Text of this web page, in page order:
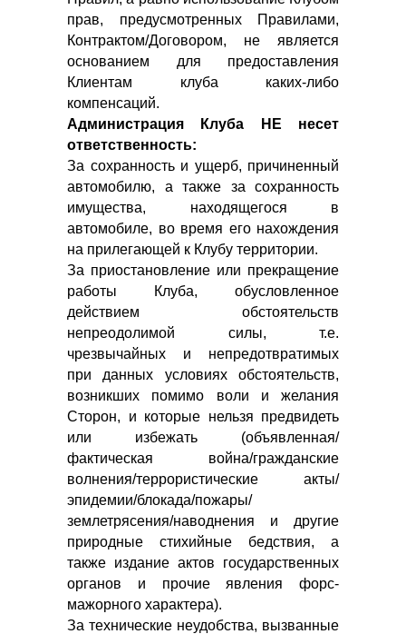
прав, предусмотренных Правилами,
Контрактом/Договором, не является
основанием для предоставления
Клиентам клуба каких-либо
компенсаций.
Администрация Клуба НЕ несет
ответственность:
За сохранность и ущерб, причиненный
автомобилю, а также за сохранность
имущества, находящегося в
автомобиле, во время его нахождения
на прилегающей к Клубу территории.
За приостановление или прекращение
работы Клуба, обусловленное
действием обстоятельств
непреодолимой силы, т.е.
чрезвычайных и непредотвратимых
при данных условиях обстоятельств,
возникших помимо воли и желания
Сторон, и которые нельзя предвидеть
или избежать (объявленная/
фактическая война/гражданские
волнения/террористические акты/
эпидемии/блокада/пожары/
землетрясения/наводнения и другие
природные стихийные бедствия, а
также издание актов государственных
органов и прочие явления форс-
мажорного характера).
За технические неудобства, вызванные